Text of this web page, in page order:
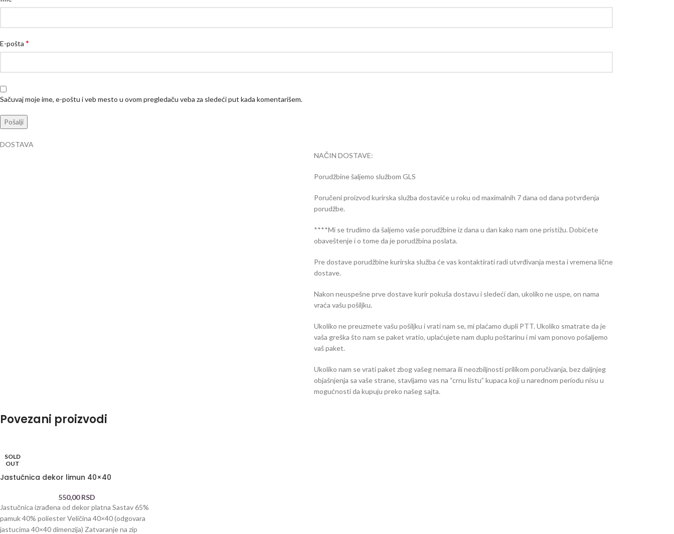
E-pošta *
Sačuvaj moje ime, e-poštu i veb mesto u ovom pregledaču veba za sledeći put kada komentarišem.
DOSTAVA
NAČIN DOSTAVE:
Porudžbine šaljemo službom GLS
Poručeni proizvod kurirska služba dostaviće u roku od maximalnih 7 dana od dana potvrđenja
porudžbe.
****Mi se trudimo da šaljemo vaše porudžbine iz dana u dan kako nam one pristižu. Dobićete
obaveštenje i o tome da je porudžbina poslata.
Pre dostave porudžbine kurirska služba će vas kontaktirati radi utvrđivanja mesta i vremena lične
dostave.
Nakon neuspešne prve dostave kurir pokuša dostavu i sledeći dan, ukoliko ne uspe, on nama
vraća vašu pošiljku.
Ukoliko ne preuzmete vašu pošiljku i vrati nam se, mi plaćamo dupli PTT. Ukoliko smatrate da je
vaša greška što nam se paket vratio, uplaćujete nam duplu poštarinu i mi vam ponovo pošaljemo
vaš paket.
Ukoliko nam se vrati paket zbog vašeg nemara ili neozbiljnosti prilikom poručivanja, bez daljnjeg
objašnjenja sa vaše strane, stavljamo vas na “crnu listu” kupaca koji u narednom periodu nisu u
mogućnosti da kupuju preko našeg sajta.
Povezani proizvodi
SOLD
OUT
Jastučnica dekor limun 40×40
550,00RSD
Jastučnica izrađena od dekor platna Sastav 65%
pamuk 40% poliester Veličina 40×40 (odgovara
jastucima 40×40 dimenzija) Zatvaranje na zip